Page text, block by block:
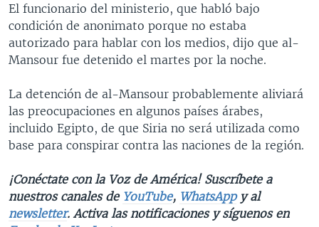
El funcionario del ministerio, que habló bajo
condición de anonimato porque no estaba
autorizado para hablar con los medios, dijo que al-
Mansour fue detenido el martes por la noche.
La detención de al-Mansour probablemente aliviará
las preocupaciones en algunos países árabes,
incluido Egipto, de que Siria no será utilizada como
base para conspirar contra las naciones de la región.
¡Conéctate con la Voz de América! Suscríbete a
nuestros canales de YouTube, WhatsAppy al
newsletter. Activa las notificaciones y síguenos en